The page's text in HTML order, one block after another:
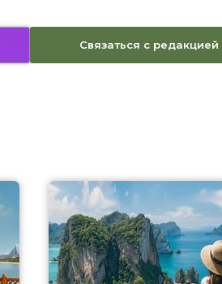
Связаться с редакцией